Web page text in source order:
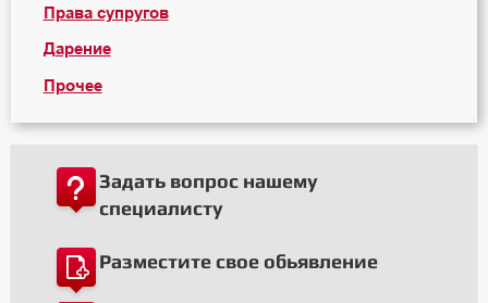
Права супругов
Дарение
Прочее
Задать вопрос нашему
специалисту
Разместите свое обьявление